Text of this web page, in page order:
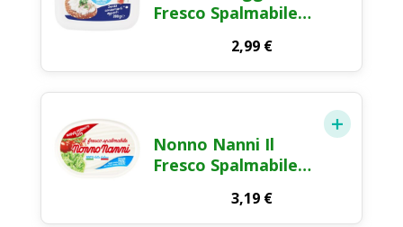
Fresco Spalmabile
2,99 €
Nonno Nanni Il
Fresco Spalmabile
Spalmabile 225g
3,19 €